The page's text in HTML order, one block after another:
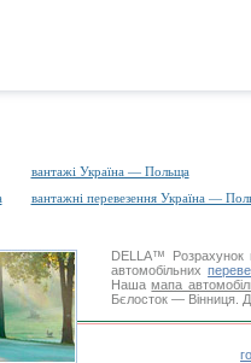
вантажі Україна — Польща
вантажні перевезення Україна —
DELLA™
Розрахунок
автомобільних
Нашамапа
Бєлосток — Вінниця.